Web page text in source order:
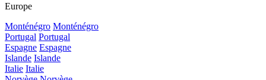
Europe
Monténégro Monténégro
Portugal Portugal
Espagne Espagne
Islande Islande
Italie Italie